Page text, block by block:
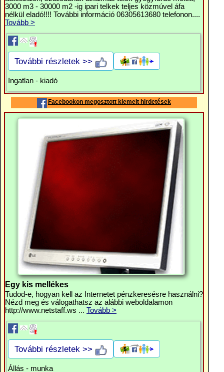
3000 m3 - 30000 m2 -ig ipari telkek teljes közmúvel áfa
nélkül eladó!!!! További információ 06305613680 telefonon....
Tovább >
További részletek >>
Ingatlan - kiadó
Facebookon megosztott kiemelt hirdetések
Egy kis mellékes
Tudod-e, hogyan kell az Internetet pénzkeresésre használni?
Nézd meg és válogathatsz az alábbi weboldalamon
http://www.netstaff.ws ... Tovább >
További részletek >>
Állás - munka